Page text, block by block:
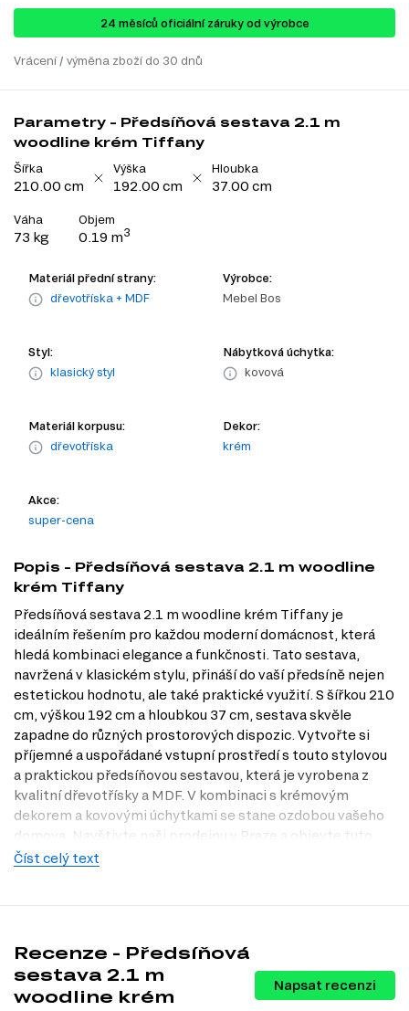
24 ​​​​měsíců oficiální záruky od výrobce
Vrácení / výměna zboží do 30 dnů
Parametry - Předsíňová sestava 2.1 m
woodline krém Tiffany
Šířka
210.00 cm
Výška
192.00 cm
Hloubka
37.00 cm
Váha
73 kg
Objem
0.19 m3
Materiál přední strany:
dřevotříska + MDF
Výrobce:
Mebel Bos
Styl:
klasický styl
Nábytková úchytka:
kovová
Materiál korpusu:
dřevotříska
Dekor:
krém
Akce:
super-cena
Popis - Předsíňová sestava 2.1 m woodline
krém Tiffany
Předsíňová sestava 2.1 m woodline krém Tiffany je
ideálním řešením pro každou moderní domácnost, která
hledá kombinaci elegance a funkčnosti. Tato sestava,
navržená v klasickém stylu, přináší do vaší předsíně nejen
estetickou hodnotu, ale také praktické využití. S šířkou 210
cm, výškou 192 cm a hloubkou 37 cm, sestava skvěle
zapadne do různých prostorových dispozic. Vytvořte si
příjemné a uspořádané vstupní prostředí s touto stylovou
a praktickou předsíňovou sestavou, která je vyrobena z
kvalitní dřevotřísky a MDF. V kombinaci s krémovým
dekorem a kovovými úchytkami se stane ozdobou vašeho
domova. Navštivte naši prodejnu v Praze a objevte tuto
jedinečnou sestavu na vlastní oči!
Praktické rozměry.Sestava o šířce 210 cm a výšce 192 cm
poskytuje dostatek úložného prostoru, aniž by zabírala příliš místa.
Kvalitní materiály.Vyrobena z dřevotřísky a MDF, zajišťuje
dlouhou životnost a odolnost proti opotřebení.
Číst celý text
Recenze - Předsíňová
sestava 2.1 m
woodline krém
Napsat recenzi